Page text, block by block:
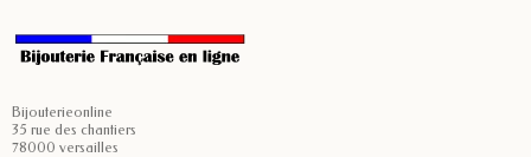
Bijouterieonline
35 rue des chantiers
78000 versailles